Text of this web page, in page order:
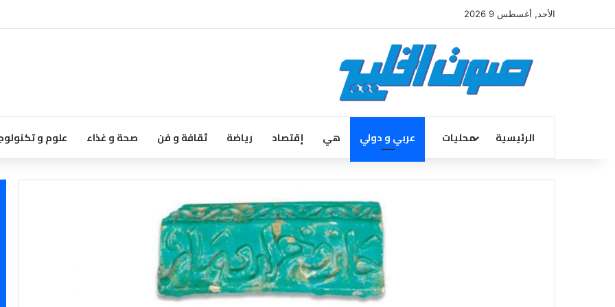
الأحد, أغسطس 9 2026
الرئيسية محليات عربي و دولي هي إقتصاد رياضة ثقافة و فن صحة و غذاء علوم و